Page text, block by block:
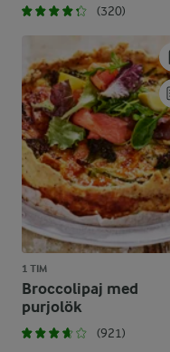
(320)
1 TIM
Broccolipaj med
purjolök
(921)